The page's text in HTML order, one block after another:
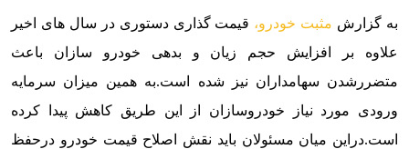
به گزارش مثبت خودرو، قیمت گذاری دستوری در سال های اخیر
علاوه بر افزایش حجم زیان و بدهی خودرو سازان باعث
متضررشدن سهامداران نیز شده است.به همین میزان سرمایه
ورودی مورد نیاز خودروسازان از این طریق کاهش پیدا کرده
است.دراین میان مسئولان باید نقش اصلاح قیمت خودرو درحفظ